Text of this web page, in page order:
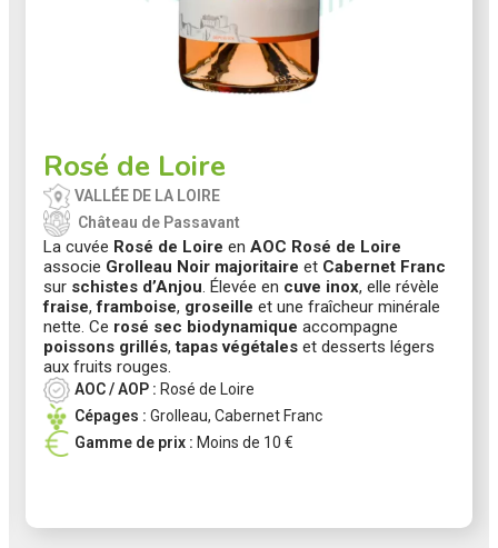
Rosé de Loire
VALLÉE DE LA LOIRE
Château de Passavant
La cuvée Rosé de Loire en AOC Rosé de Loire
associe Grolleau Noir majoritaire et Cabernet Franc
sur schistes d’Anjou. Élevée en cuve inox, elle révèle
fraise,framboise, groseille et une fraîcheur minérale
nette. Ce rosé sec biodynamique accompagne
poissons grillés,tapas végétales et desserts légers
aux fruits rouges.
AOC / AOP : Rosé de Loire
Cépages : Grolleau, Cabernet Franc
Gamme de prix : Moins de 10 €